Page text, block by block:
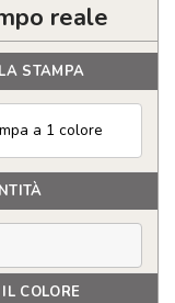
reale
STAMPA
a 1 colore
COLORE